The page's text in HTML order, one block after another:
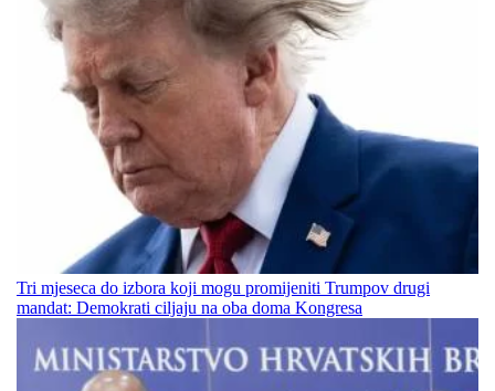
Tri mjeseca do izbora koji mogu promijeniti Trumpov drugi
mandat: Demokrati ciljaju na oba doma Kongresa